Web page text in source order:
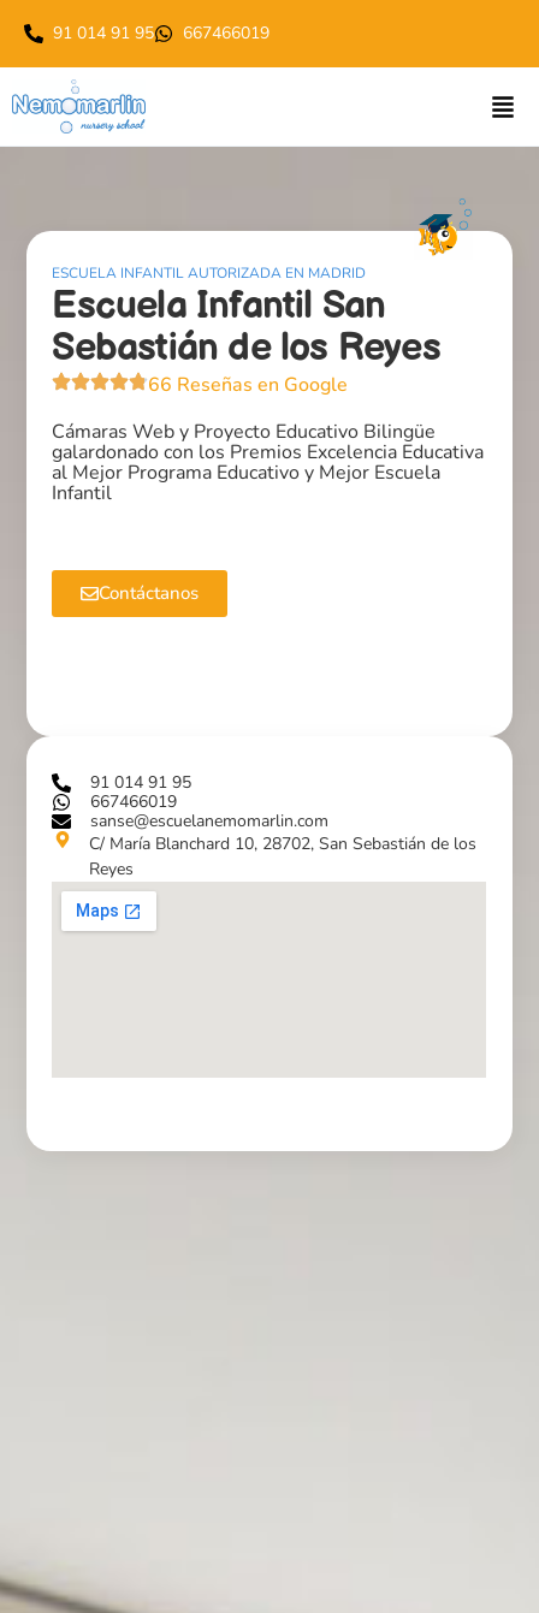
91 014 91 95 667466019
ESCUELA INFANTIL AUTORIZADA EN MADRID
Escuela Infantil San
Sebastián de los Reyes
66 Reseñas en Google
Cámaras Web y Proyecto Educativo Bilingüe
galardonado con los Premios Excelencia Educativa
al Mejor Programa Educativo y Mejor Escuela
Infantil
Contáctanos
91 014 91 95
667466019
sanse@escuelanemomarlin.com
C/ María Blanchard 10, 28702, San Sebastián de los
Reyes